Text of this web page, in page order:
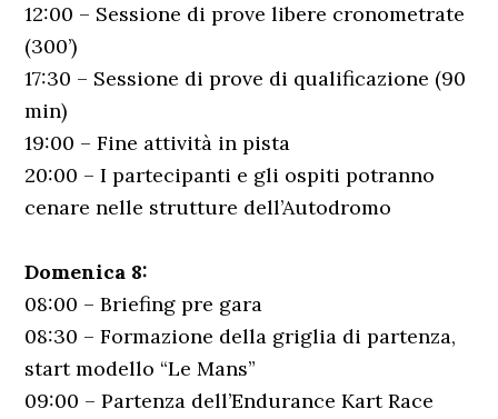
12:00 – Sessione di prove libere cronometrate
(300’)
17:30 – Sessione di prove di qualificazione (90
min)
19:00 – Fine attività in pista
20:00 – I partecipanti e gli ospiti potranno
cenare nelle strutture dell’Autodromo
Domenica 8:
08:00 – Briefing pre gara
08:30 – Formazione della griglia di partenza,
start modello “Le Mans”
09:00 – Partenza dell’Endurance Kart Race